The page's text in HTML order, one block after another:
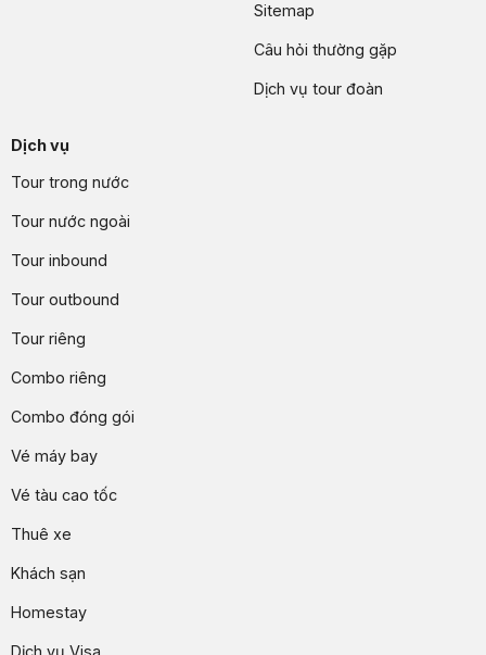
Sitemap
Câu hỏi thường gặp
Dịch vụ tour đoàn
Dịch vụ
Tour trong nước
Tour nước ngoài
Tour inbound
Tour outbound
Tour riêng
Combo riêng
Combo đóng gói
Vé máy bay
Vé tàu cao tốc
Thuê xe
Khách sạn
Homestay
Dịch vụ Visa